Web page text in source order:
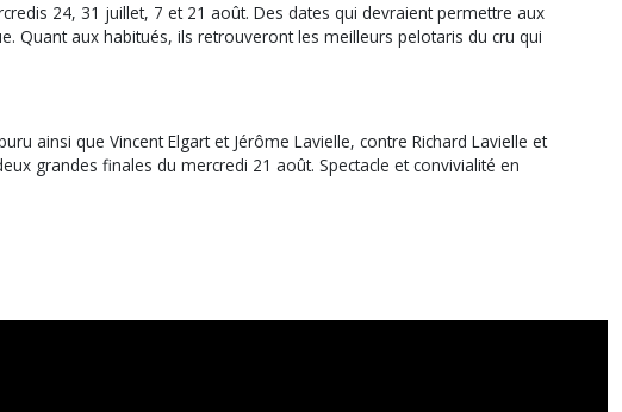
24, 31 juillet, 7 et 21 août. Des dates qui devraient permettre aux
Quant aux habitués, ils retrouveront les meilleurs pelotaris du cru qui
ainsi que Vincent Elgart et Jérôme Lavielle, contre Richard Lavielle et
grandes finales du mercredi 21 août. Spectacle et convivialité en